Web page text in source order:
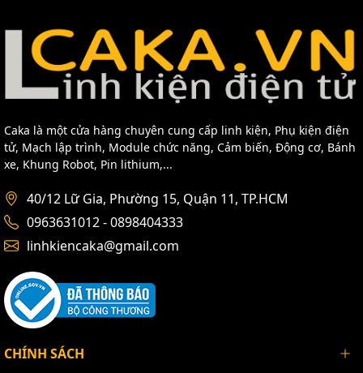
Caka là một cửa hàng chuyên cung cấp linh kiện, Phụ kiện điện
tử, Mạch lập trình, Module chức năng, Cảm biến, Động cơ, Bánh
xe, Khung Robot, Pin lithium,...
40/12 Lữ Gia, Phường 15, Quận 11, TP.HCM
0963631012 - 0898404333
linhkiencaka@gmail.com
CHÍNH SÁCH